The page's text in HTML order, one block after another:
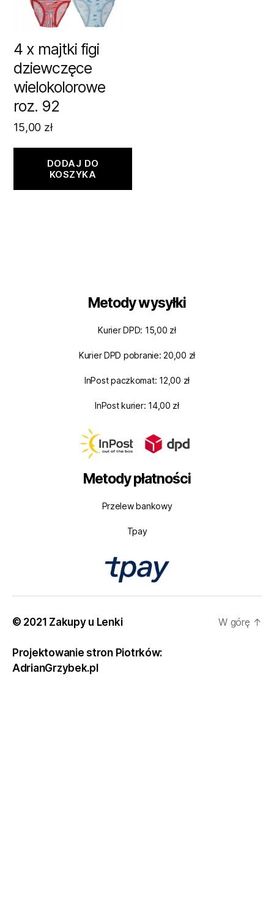
4 x majtki figi
dziewczęce
wielokolorowe
roz. 92
15,00 zł
DODAJ DO
KOSZYKA
Metody wysyłki
Kurier DPD: 15,00 zł
Kurier DPD pobranie: 20,00 zł
InPost paczkomat: 12,00 zł
InPost kurier: 14,00 zł
Metody płatności
Przelew bankowy
Tpay
© 2021 Zakupy u Lenki
Projektowanie stron Piotrków:
AdrianGrzybek.pl
W górę ↑